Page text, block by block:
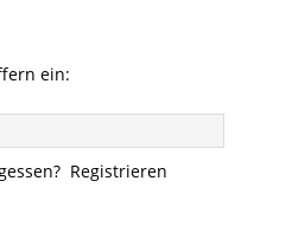
ein:
Registrieren